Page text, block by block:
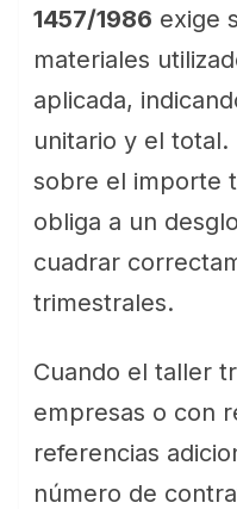
1457/1986 exige
materiales
aplicada,
unitario y el total.
sobre el importe
obliga a un
cuadrar
trimestrales.
Cuando el taller
empresas o con
referencias
número de